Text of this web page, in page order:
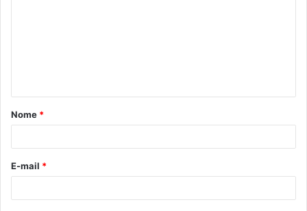
á
r
*
Nome *
E-mail *